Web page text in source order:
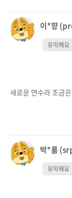
이*향
유익해요
새로운 연수라 조금
박*롬
유익해요